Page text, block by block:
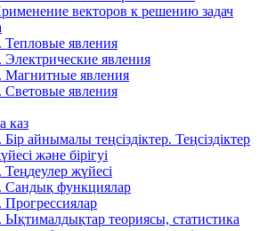
векторов к решению задач
Тепловые явления
Электрические явления
Магнитные явления
Световые явления
каз
Бір айнымалы теңсіздіктер. Теңсіздіктер
және бірігуі
Теңдеулер жүйесі
Сандық функциялар
Прогрессиялар
Ықтималдықтар теориясы, статистика